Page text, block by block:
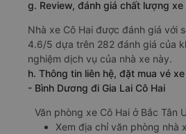
g. Review, đánh giá chất lượng xe
Nhà xe Cô Hai được đánh giá với
4.6/5 dựa trên 282 đánh giá của
nghiệm dịch vụ của nhà xe này.
h. Thông tin liên hệ, đặt mua vé
- Bình Dương đi Gia Lai Cô Hai
Văn phòng xe Cô Hai ở Bắc Tân
Xem địa chỉ văn phòng nhà